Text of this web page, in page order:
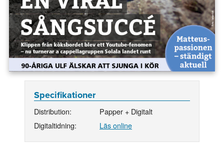
Specifikationer
Distribution:
Papper + Digitalt
Digitaltidning:
Läs online